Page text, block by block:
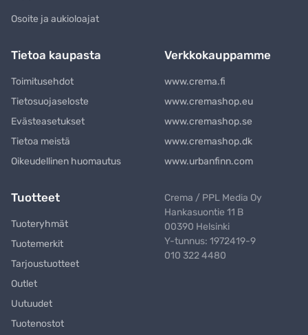
Osoite ja aukioloajat
Tietoa kaupasta
Toimitusehdot
Tietosuojaseloste
Evästeasetukset
Tietoa meistä
Oikeudellinen huomautus
Verkkokauppamme
www.crema.fi
www.cremashop.eu
www.cremashop.se
www.cremashop.dk
www.urbanfinn.com
Tuotteet
Tuoteryhmät
Tuotemerkit
Tarjoustuotteet
Outlet
Uutuudet
Tuotenostot
Crema / PPL Media Oy
Hankasuontie 11 B
00390 Helsinki
Y-tunnus: 1972419-9
010 322 4480